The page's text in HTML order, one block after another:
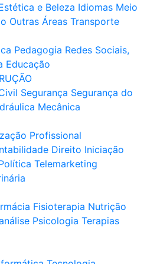
e Beleza Idiomas Meio
Outras Áreas Transporte
Pedagogia Redes Sociais,
Educação
Segurança Segurança do
Mecânica
Profissional
Direito Iniciação
Telemarketing
Fisioterapia Nutrição
Psicologia Terapias